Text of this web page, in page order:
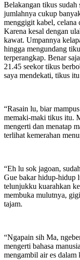
Belakangan tikus sudah
jumlahnya cukup
menggigit kabel, celana
Karena kesal dengan
kawat. Umpannya
hingga mengundang
terperangkap. Benar
21.45 seekor tikus
saya mendekati, tikus
“Rasain lu, biar
memaki-maki tikus itu.
mengerti dan menatap
terlihat kemerahan
“Eh lu sok jagoan,
Gue bakar hidup-hidup
telunjukku kuarahkan
membuka mulutnya,
tajam.
“Ngapain sih Ma,
mengerti bahasa
mengambil air es dalam